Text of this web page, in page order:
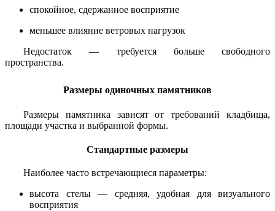
спокойное, сдержанное восприятие
меньшее влияние ветровых нагрузок
Недостаток — требуется больше свободного
пространства.
Размеры одиночных памятников
Размеры памятника зависят от требований кладбища,
площади участка и выбранной формы.
Стандартные размеры
Наиболее часто встречающиеся параметры:
высота стелы — средняя, удобная для визуального
восприятия